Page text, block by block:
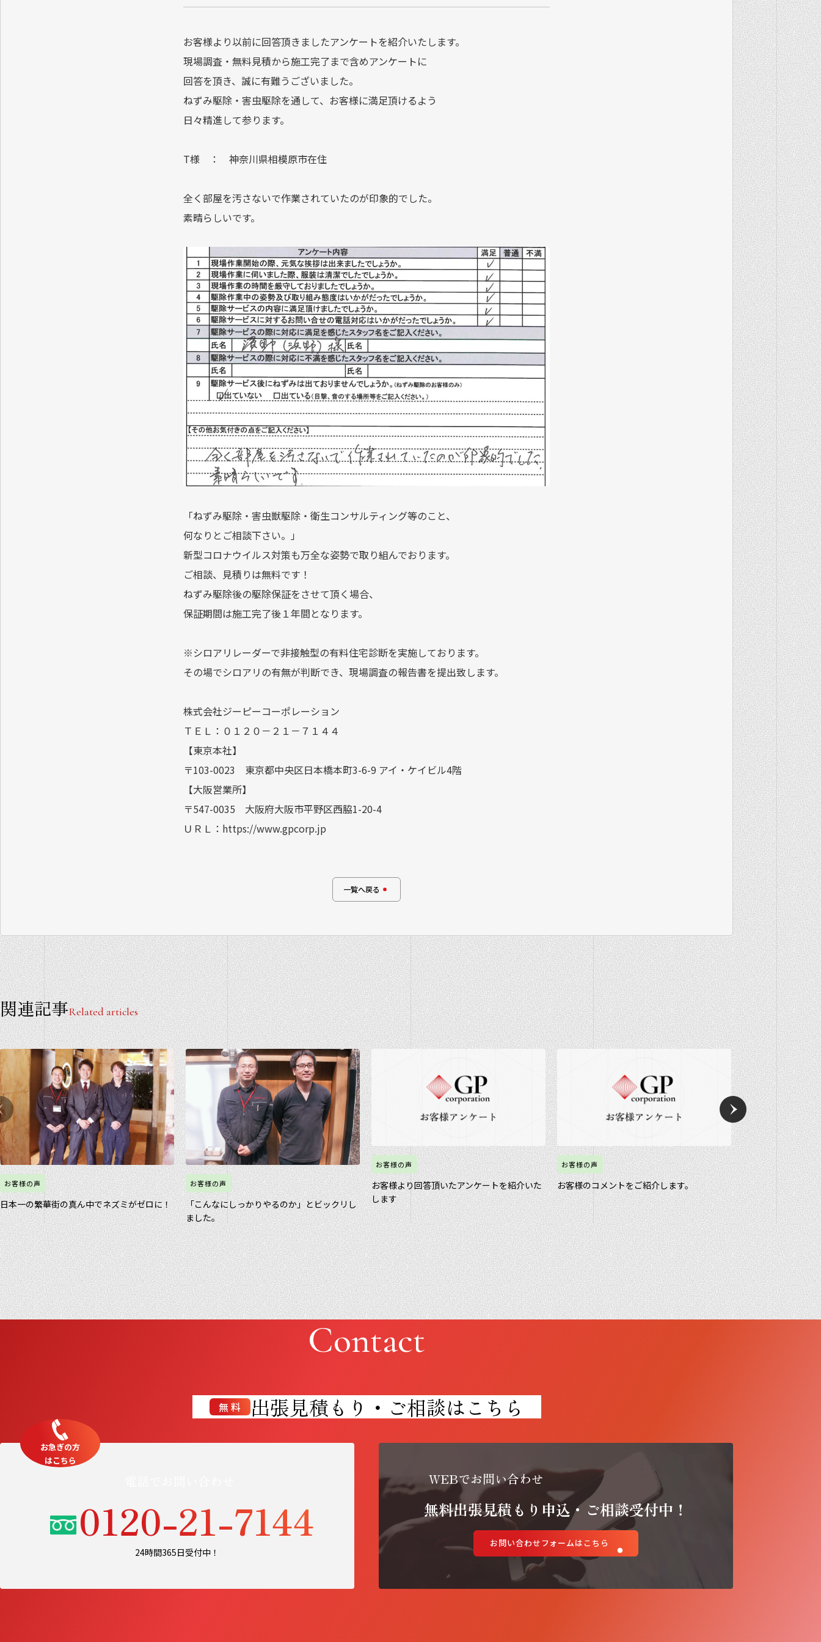
お客様より以前に回答頂きましたアンケートを紹介いたします。
現場調査・無料見積から施工完了まで含めアンケートに
回答を頂き、誠に有難うございました。
ねずみ駆除・害虫駆除を通して、お客様に満足頂けるよう
日々精進して参ります。
T様 ： 神奈川県相模原市在住
全く部屋を汚さないで作業されていたのが印象的でした。
素晴らしいです。
「ねずみ駆除・害虫獣駆除・衛生コンサルティング等のこと、
何なりとご相談下さい。」
新型コロナウイルス対策も万全な姿勢で取り組んでおります。
ご相談、見積りは無料です！
ねずみ駆除後の駆除保証をさせて頂く場合、
保証期間は施工完了後１年間となります。
※シロアリレーダーで非接触型の有料住宅診断を実施しております。
その場でシロアリの有無が判断でき、現場調査の報告書を提出致します。
株式会社ジーピーコーポレーション
ＴＥＬ：０１２０－２１－７１４４
【東京本社】
〒103-0023 東京都中央区日本橋本町3-6-9 アイ・ケイビル4階
【大阪営業所】
〒547-0035 大阪府大阪市平野区西脇1-20-4
ＵＲＬ：https://www.gpcorp.jp
一覧へ戻る
関連記事Related articles
お客様の声
日本一の繁華街の真ん中でネズミがゼロに！
お客様の声
「こんなにしっかりやるのか」とビックリし
ました。
お客様の声
お客様より回答頂いたアンケートを紹介いた
します
お客様の声
お客様のコメントをご紹介します。
お客様の声
お客様より回答頂
します
Contact
無料 出張見積もり・ご相談はこちら
お急ぎの方
はこちら
0120-21-7144
24時間365日受付中！
WEBでお問い合わせ
無料出張見積もり申込・ご相談受付中！
お問い合わせフォームはこちら